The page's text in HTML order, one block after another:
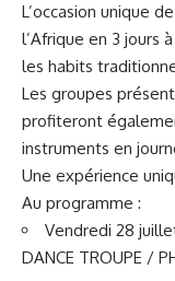
L’occasion unique de
l’Afrique en 3 jours
les habits
Les groupes
profiteront
instruments en
Une expérience
Au programme :
Vendredi 28
DANCE TROUPE /